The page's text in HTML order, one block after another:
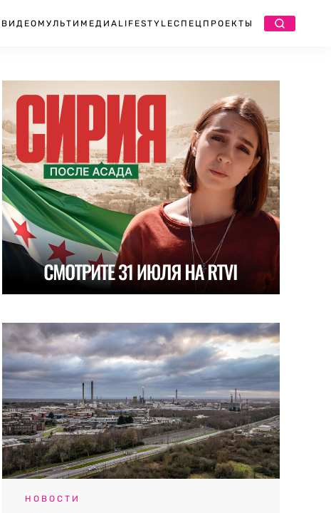
ВИДЕО МУЛЬТИМЕДИА LIFESTYLEСПЕЦПРОЕКТЫ
НОВОСТИ